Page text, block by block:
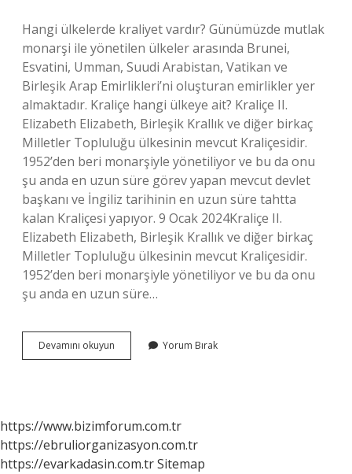
Hangi ülkelerde kraliyet vardır? Günümüzde mutlak
monarşi ile yönetilen ülkeler arasında Brunei,
Esvatini, Umman, Suudi Arabistan, Vatikan ve
Birleşik Arap Emirlikleri’ni oluşturan emirlikler yer
almaktadır. Kraliçe hangi ülkeye ait? Kraliçe II.
Elizabeth Elizabeth, Birleşik Krallık ve diğer birkaç
Milletler Topluluğu ülkesinin mevcut Kraliçesidir.
1952’den beri monarşiyle yönetiliyor ve bu da onu
şu anda en uzun süre görev yapan mevcut devlet
başkanı ve İngiliz tarihinin en uzun süre tahtta
kalan Kraliçesi yapıyor. 9 Ocak 2024Kraliçe II.
Elizabeth Elizabeth, Birleşik Krallık ve diğer birkaç
Milletler Topluluğu ülkesinin mevcut Kraliçesidir.
1952’den beri monarşiyle yönetiliyor ve bu da onu
şu anda en uzun süre…
Devamını okuyun
Ülkelerde
Yorum Bırak
https://www.bizimforum.com.tr
https://ebruliorganizasyon.com.tr
https://evarkadasin.com.trSitemap